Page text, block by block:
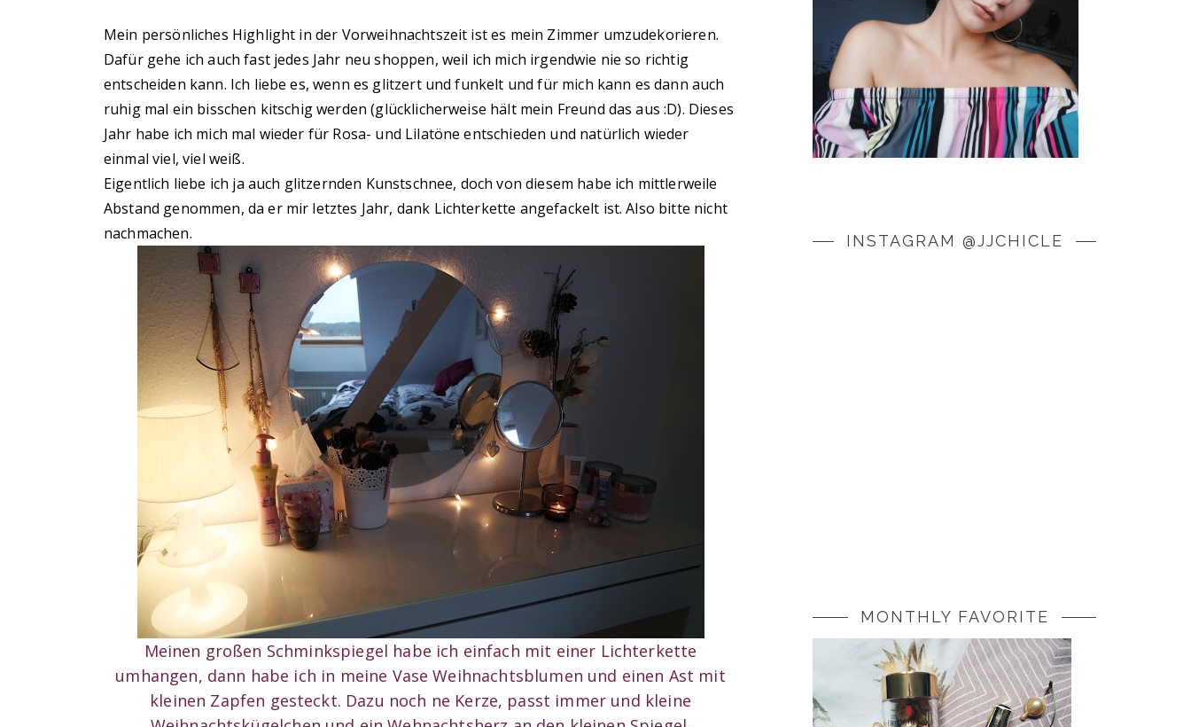
Mein persönliches Highlight in der Vorweihnachtszeit ist es mein Zimmer umzudekorieren.
Dafür gehe ich auch fast jedes Jahr neu shoppen, weil ich mich irgendwie nie so richtig
entscheiden kann. Ich liebe es, wenn es glitzert und funkelt und für mich kann es dann auch
ruhig mal ein bisschen kitschig werden (glücklicherweise hält mein Freund das aus :D). Dieses
Jahr habe ich mich mal wieder für Rosa- und Lilatöne entschieden und natürlich wieder
einmal viel, viel weiß.
Eigentlich liebe ich ja auch glitzernden Kunstschnee, doch von diesem habe ich mittlerweile
Abstand genommen, da er mir letztes Jahr, dank Lichterkette angefackelt ist. Also bitte nicht
nachmachen.
Meinen großen Schminkspiegel habe ich einfach mit einer Lichterkette
umhangen, dann habe ich in meine Vase Weihnachtsblumen und einen Ast mit
kleinen Zapfen gesteckt. Dazu noch ne Kerze, passt immer und kleine
INSTAGRAM @JJCHICLE
MONTHLY FAVORITE